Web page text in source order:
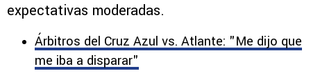
expectativas moderadas.
Árbitros del Cruz Azul vs. Atlante: "Me dijo que
me iba a disparar"